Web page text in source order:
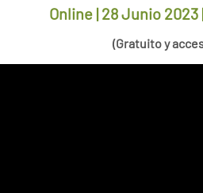
Online | 28 Junio 2023
(Gratuito y